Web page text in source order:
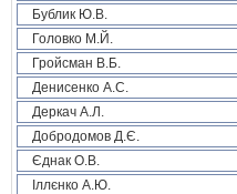
Бублик Ю.В.
Головко М.Й.
Гройсман В.Б.
Денисенко А.С.
Деркач А.Л.
Добродомов Д.Є.
Єднак О.В.
Іллєнко А.Ю.